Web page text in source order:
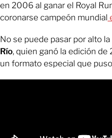
en 2006 al ganar el Royal
coronarse campeón mundial
No se puede pasar por alto
Río, quien ganó la edición
un formato especial que